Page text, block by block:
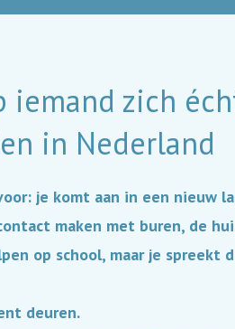
iemand zich
in Nederland
je komt aan in een nieuw
maken met buren, de
op school, maar je spreekt
deuren.